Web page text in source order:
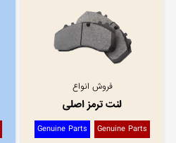
فروش انواع
لنت ترمز اصلی
Genuine Parts
Genuine Parts